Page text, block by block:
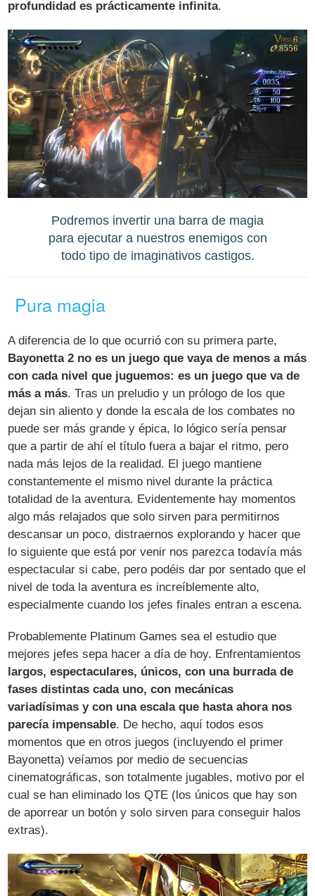
profundidad es prácticamente infinita.
Podremos invertir una barra de magia
para ejecutar a nuestros enemigos con
todo tipo de imaginativos castigos.
Pura magia
A diferencia de lo que ocurrió con su primera parte,
Bayonetta 2 no es un juego que vaya de menos a más
con cada nivel que juguemos: es un juego que va de
más a más. Tras un preludio y un prólogo de los que
dejan sin aliento y donde la escala de los combates no
puede ser más grande y épica, lo lógico sería pensar
que a partir de ahí el título fuera a bajar el ritmo, pero
nada más lejos de la realidad. El juego mantiene
constantemente el mismo nivel durante la práctica
totalidad de la aventura. Evidentemente hay momentos
algo más relajados que solo sirven para permitirnos
descansar un poco, distraernos explorando y hacer que
lo siguiente que está por venir nos parezca todavía más
espectacular si cabe, pero podéis dar por sentado que el
nivel de toda la aventura es increíblemente alto,
especialmente cuando los jefes finales entran a escena.
Probablemente Platinum Games sea el estudio que
mejores jefes sepa hacer a día de hoy. Enfrentamientos
largos, espectaculares, únicos, con una burrada de
fases distintas cada uno, con mecánicas
variadísimas y con una escala que hasta ahora nos
parecía impensable. De hecho, aquí todos esos
momentos que en otros juegos (incluyendo el primer
Bayonetta) veíamos por medio de secuencias
cinematográficas, son totalmente jugables, motivo por el
cual se han eliminado los QTE (los únicos que hay son
de aporrear un botón y solo sirven para conseguir halos
extras).